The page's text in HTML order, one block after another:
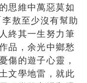
思維中萬惡莫如
敖至少沒有幫助
終其一生努力筆
品，余光中鄉愁
傷的遊子心靈，
文學地雷，就此